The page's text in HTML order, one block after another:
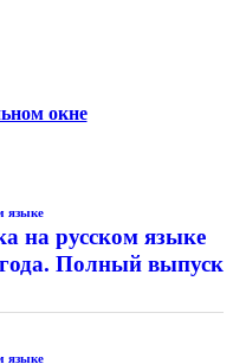
окне
языке
на русском языке
года. Полный выпуск
языке